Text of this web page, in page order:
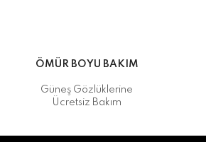
ÖMÜR BOYU BAKIM
Güneş Gözlüklerine
Ücretsiz Bakım